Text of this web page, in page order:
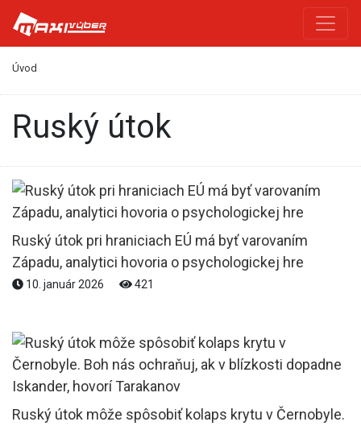
Úvod
ruský útok
Ruský útok pri hraniciach EÚ má byť varovaním
Západu, analytici hovoria o psychologickej hre
10. január 2026 421
Ruský útok môže spôsobiť kolaps krytu v Černobyle.